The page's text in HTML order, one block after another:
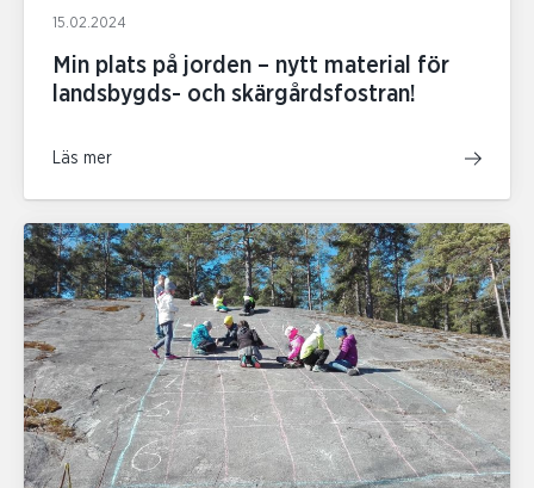
15.02.2024
Min plats på jorden – nytt material för
landsbygds- och skärgårdsfostran!
Läs mer